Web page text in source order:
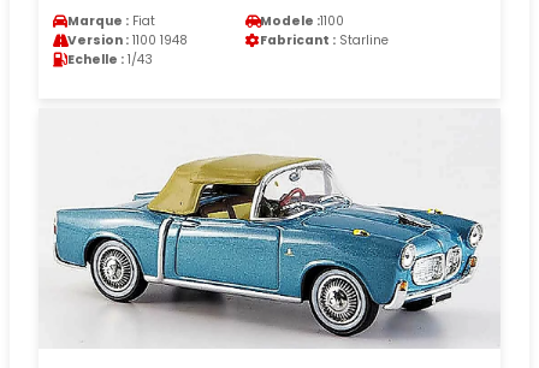
Marque : Fiat Modele :1100
Version : 1100 1948 Fabricant : Starline
Echelle : 1/43